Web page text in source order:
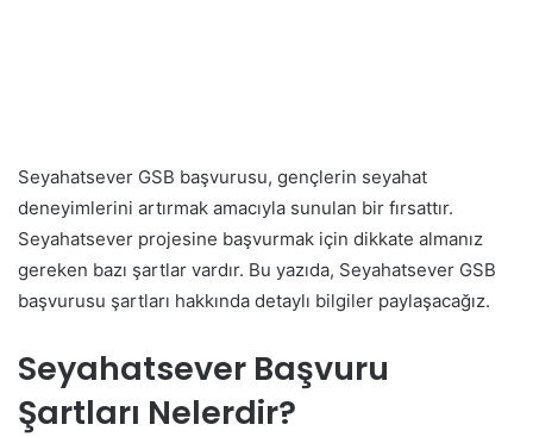
Seyahatsever GSB başvurusu, gençlerin seyahat
deneyimlerini artırmak amacıyla sunulan bir fırsattır.
Seyahatsever projesine başvurmak için dikkate almanız
gereken bazı şartlar vardır. Bu yazıda, Seyahatsever GSB
başvurusu şartları hakkında detaylı bilgiler paylaşacağız.
Seyahatsever Başvuru
Şartları Nelerdir?